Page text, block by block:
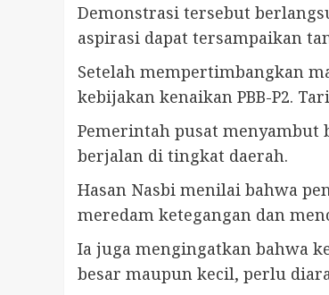
Demonstrasi tersebut
aspirasi dapat tersampaikan
Setelah mempertimbangkan
kebijakan kenaikan PBB-P2.
Pemerintah pusat menyambut
berjalan di tingkat daerah.
Hasan Nasbi menilai bahwa
meredam ketegangan dan
Ia juga mengingatkan bahwa
besar maupun kecil, perlu